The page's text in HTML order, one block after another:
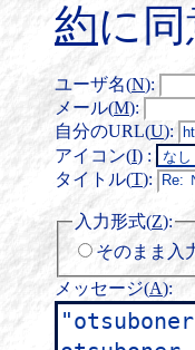
約に
ユーザ名(N):
メール(M):
自分のURL(U):
アイコン(I) :
タイトル(T):
入力形式(Z):
そのまま入
メッセージ(A):